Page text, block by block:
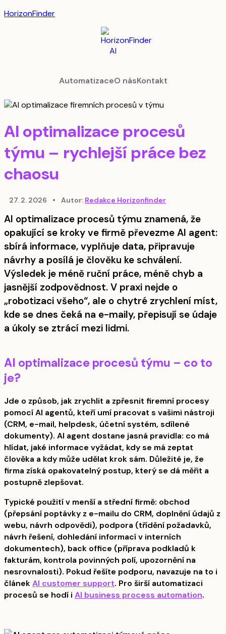
HorizonFinder
AutomatizaceO násKontakt
AI optimalizace procesů
týmu – rychlejší práce bez
chaosu
27. 2. 2026 • Autor: Redakce Horizonfinder
AI optimalizace procesů týmu znamená, že
opakující se kroky ve firmě převezme AI agent:
sbírá informace, vyplňuje data, připravuje
návrhy a posílá je člověku ke schválení.
Výsledek je méně ruční práce, méně chyb a
jasnější zodpovědnost. V praxi nejde o
„robotizaci všeho“, ale o chytré zrychlení míst,
kde se dnes čeká na e-maily, přepisují se údaje
a úkoly se ztrácí mezi lidmi.
AI optimalizace procesů týmu – co to
je?
Jde o způsob, jak zrychlit a zpřesnit firemní procesy
pomocí AI agentů, kteří umí pracovat s vašimi nástroji
(CRM, e-mail, helpdesk, účetní systém, sdílené
dokumenty). AI agent dostane jasná pravidla: co má
hlídat, jaké informace vyžádat, kdy se má zeptat
člověka a kdy může udělat krok sám. Důležité je, že
firma získá opakovatelný postup, který se dá měřit a
postupně zlepšovat.
Typické použití v menší a střední firmě: obchod
(přepsání poptávky z e-mailu do CRM, doplnění údajů z
webu, návrh odpovědi), podpora (třídění požadavků,
návrh řešení, dohledání informací v interních
dokumentech), back office (příprava podkladů k
fakturám, kontrola povinných polí, upozornění na
nesrovnalosti). Pokud řešíte podporu, navazuje na to i
článekAI customer support. Pro širší automatizaci
procesů se hodí i AI business process automation.